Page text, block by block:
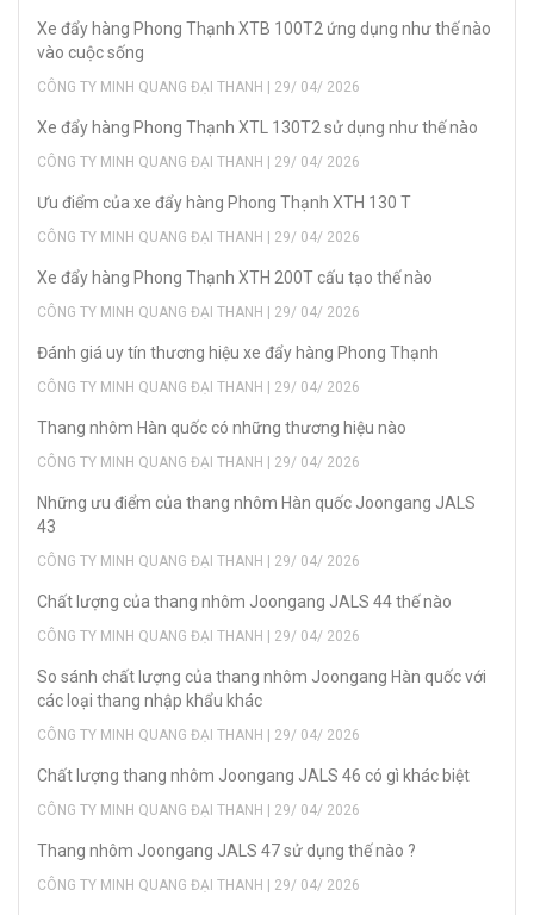
Xe đẩy hàng Phong Thạnh XTB 100T2 ứng dụng như thế nào
vào cuộc sống
CÔNG TY MINH QUANG ĐẠI THANH | 29/ 04/ 2026
Xe đẩy hàng Phong Thạnh XTL 130T2 sử dụng như thế nào
CÔNG TY MINH QUANG ĐẠI THANH | 29/ 04/ 2026
Ưu điểm của xe đẩy hàng Phong Thạnh XTH 130 T
CÔNG TY MINH QUANG ĐẠI THANH | 29/ 04/ 2026
Xe đẩy hàng Phong Thạnh XTH 200T cấu tạo thế nào
CÔNG TY MINH QUANG ĐẠI THANH | 29/ 04/ 2026
Đánh giá uy tín thương hiệu xe đẩy hàng Phong Thạnh
CÔNG TY MINH QUANG ĐẠI THANH | 29/ 04/ 2026
Thang nhôm Hàn quốc có những thương hiệu nào
CÔNG TY MINH QUANG ĐẠI THANH | 29/ 04/ 2026
Những ưu điểm của thang nhôm Hàn quốc Joongang JALS
43
CÔNG TY MINH QUANG ĐẠI THANH | 29/ 04/ 2026
Chất lượng của thang nhôm Joongang JALS 44 thế nào
CÔNG TY MINH QUANG ĐẠI THANH | 29/ 04/ 2026
So sánh chất lượng của thang nhôm Joongang Hàn quốc với
các loại thang nhập khẩu khác
CÔNG TY MINH QUANG ĐẠI THANH | 29/ 04/ 2026
Chất lượng thang nhôm Joongang JALS 46 có gì khác biệt
CÔNG TY MINH QUANG ĐẠI THANH | 29/ 04/ 2026
Thang nhôm Joongang JALS 47 sử dụng thế nào ?
CÔNG TY MINH QUANG ĐẠI THANH | 29/ 04/ 2026